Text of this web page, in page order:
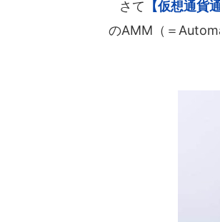
さて 【仮想通貨
のAMM（＝